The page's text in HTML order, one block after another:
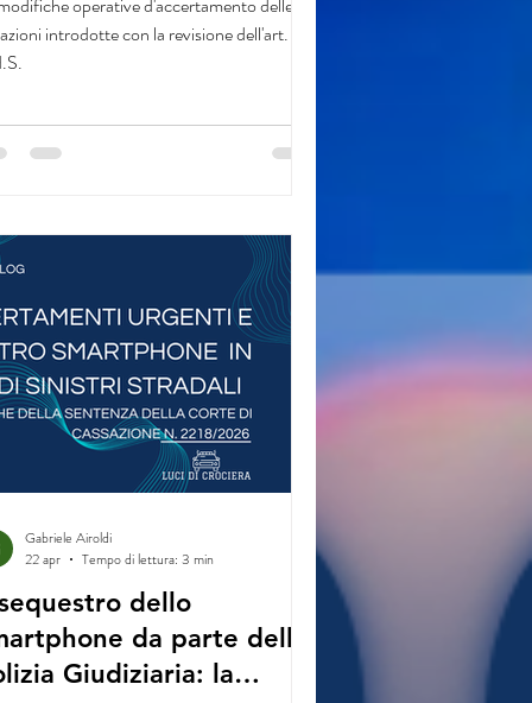
introdotte con la revisione dell'art. 201
dello
da parte della
Giudiziaria: la
Gabriele Airoldi
22 apr
Tempo di lettura: 3 min